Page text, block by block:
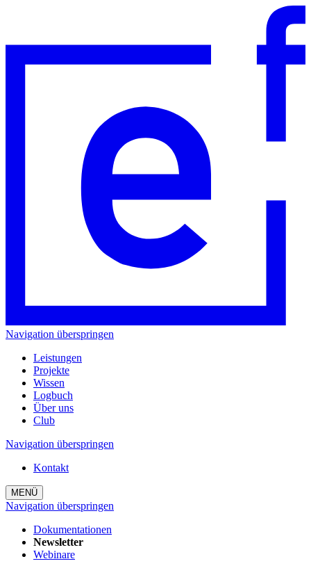
Navigation überspringen
Leistungen
Projekte
Wissen
Logbuch
Über uns
Club
Navigation überspringen
Kontakt
MENÜ
Navigation überspringen
Dokumentationen
Newsletter
Webinare